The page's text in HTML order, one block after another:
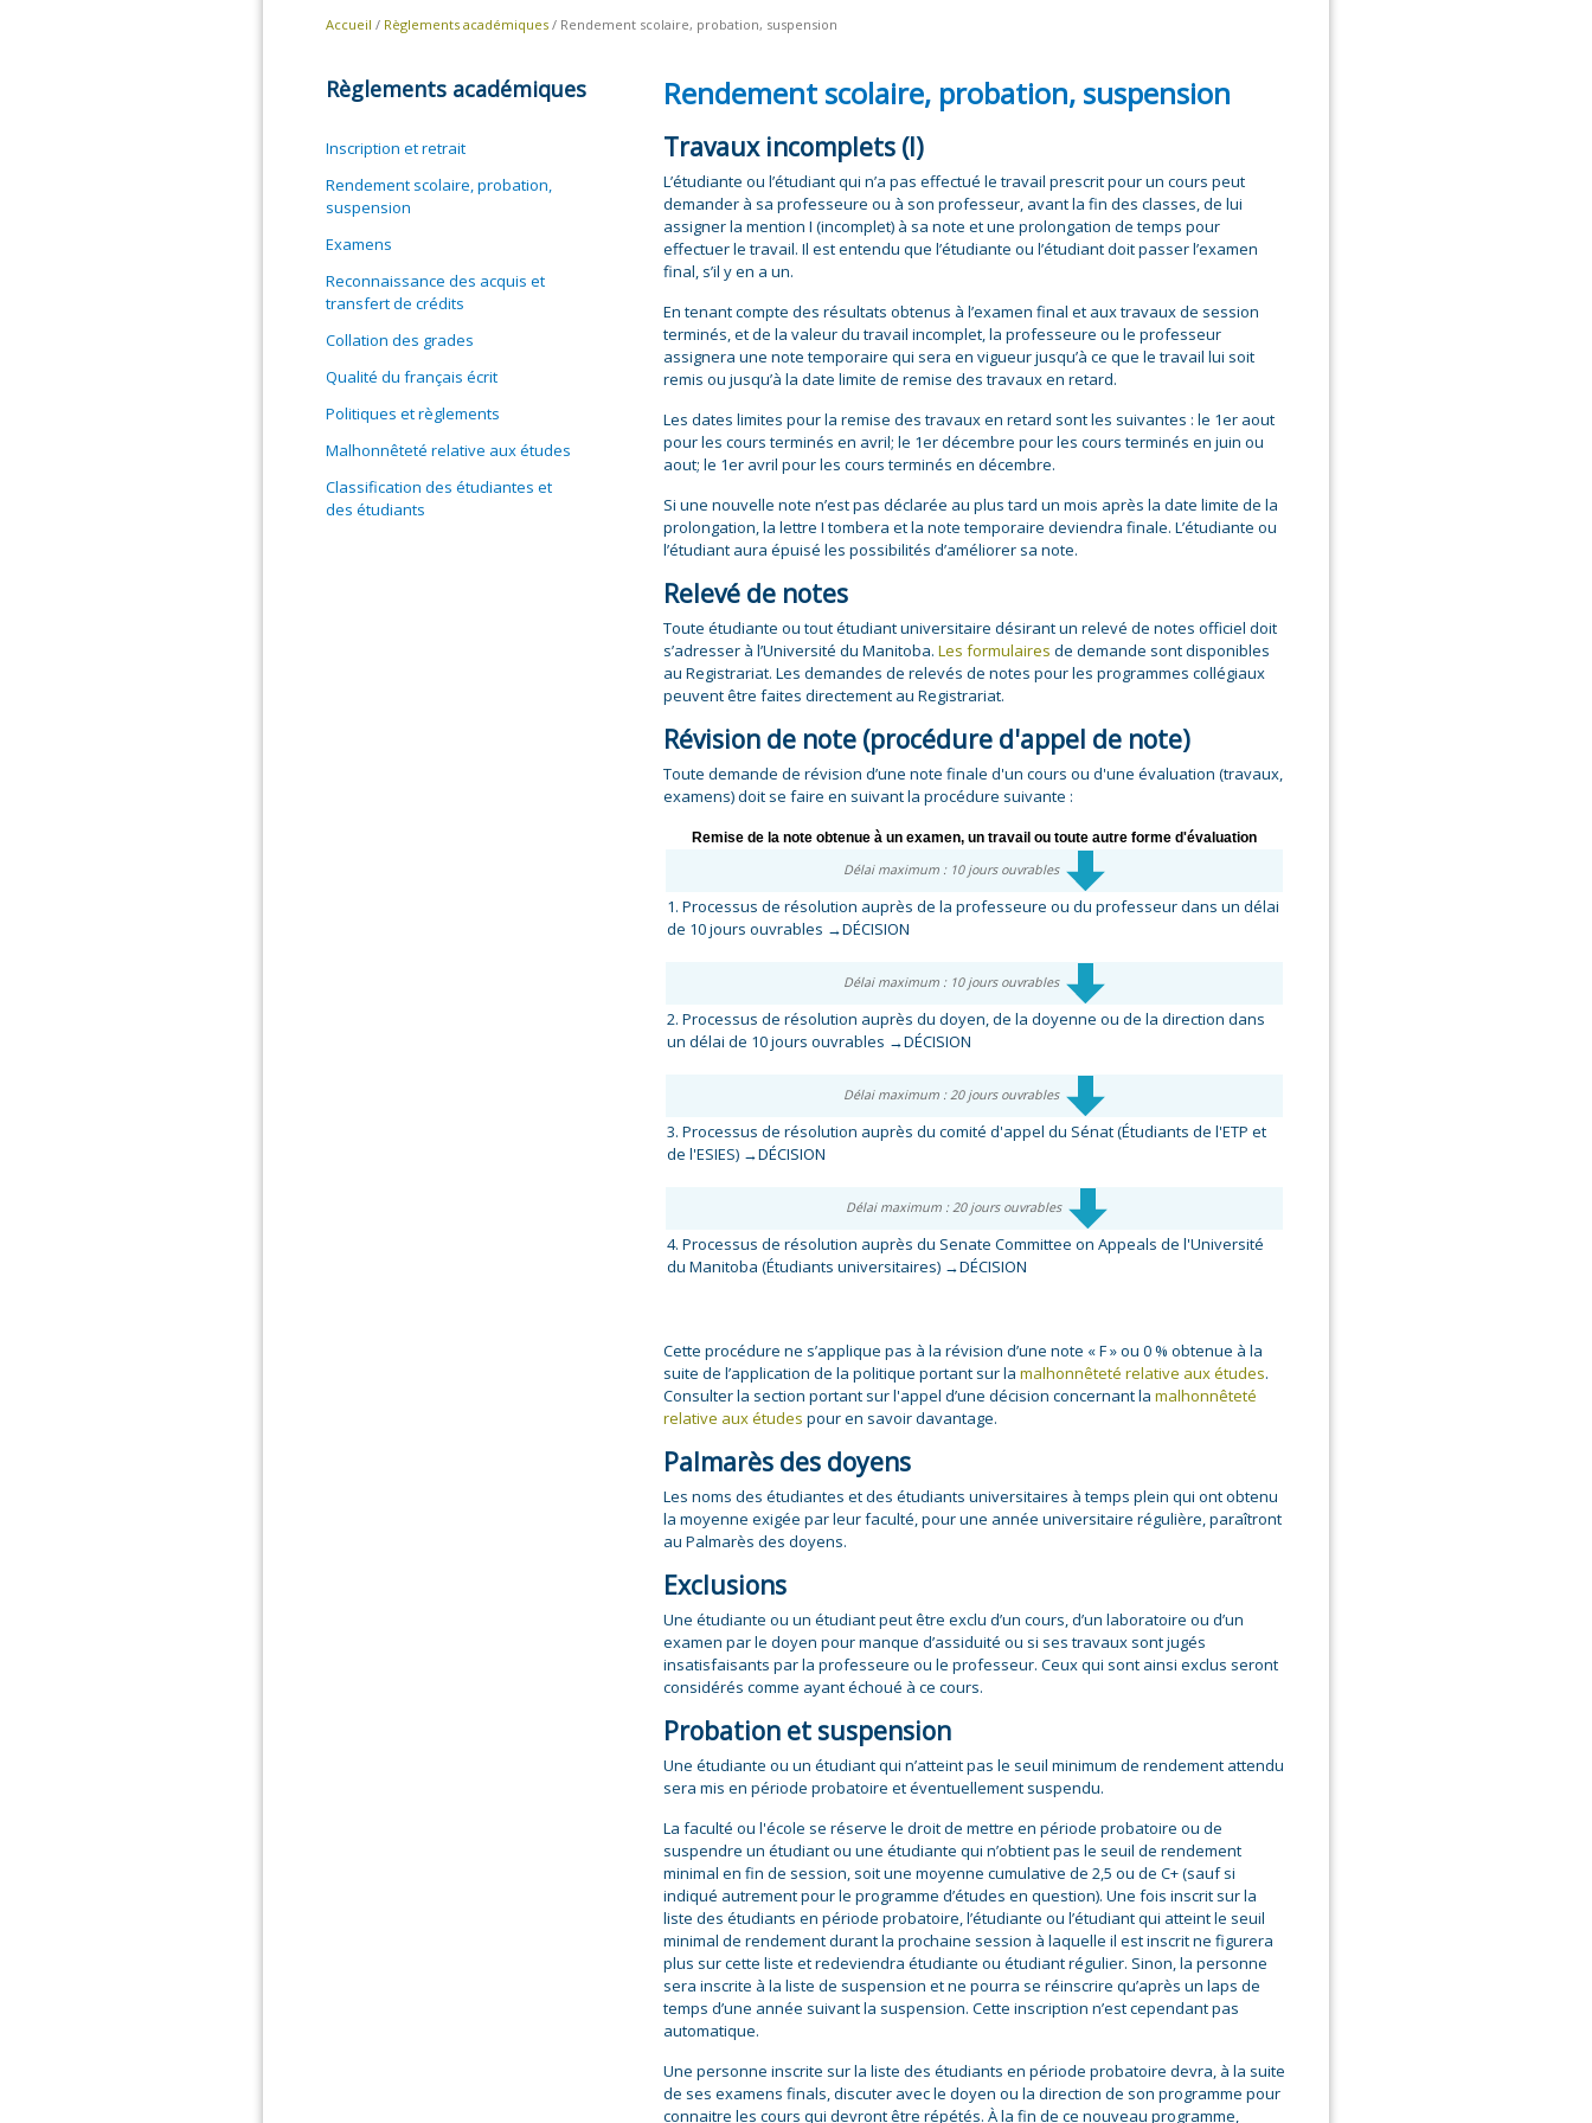
Accueil / Règlements académiques / Rendement scolaire, probation, suspension
Règlements académiques
Inscription et retrait
Rendement scolaire, probation,
suspension
Examens
Reconnaissance des acquis et
transfert de crédits
Collation des grades
Qualité du français écrit
Politiques et règlements
Malhonnêteté relative aux études
Classification des étudiantes et
des étudiants
Rendement scolaire, probation, suspension
Travaux incomplets (I)
L’étudiante ou l’étudiant qui n’a pas effectué le travail prescrit pour un cours peut
demander à sa professeure ou à son professeur, avant la fin des classes, de lui
assigner la mention I (incomplet) à sa note et une prolongation de temps pour
effectuer le travail. Il est entendu que l’étudiante ou l’étudiant doit passer l’examen
final, s’il y en a un.
En tenant compte des résultats obtenus à l’examen final et aux travaux de session
terminés, et de la valeur du travail incomplet, la professeure ou le professeur
assignera une note temporaire qui sera en vigueur jusqu’à ce que le travail lui soit
remis ou jusqu’à la date limite de remise des travaux en retard.
Les dates limites pour la remise des travaux en retard sont les suivantes : le 1er aout
pour les cours terminés en avril; le 1er décembre pour les cours terminés en juin ou
aout; le 1er avril pour les cours terminés en décembre.
Si une nouvelle note n’est pas déclarée au plus tard un mois après la date limite de la
prolongation, la lettre I tombera et la note temporaire deviendra finale. L’étudiante ou
l’étudiant aura épuisé les possibilités d’améliorer sa note.
Relevé de notes
Toute étudiante ou tout étudiant universitaire désirant un relevé de notes officiel doit
s’adresser à l’Université du Manitoba. Les formulaires de demande sont disponibles
au Registrariat. Les demandes de relevés de notes pour les programmes collégiaux
peuvent être faites directement au Registrariat.
Révision de note (procédure d'appel de note)
Toute demande de révision d’une note finale d'un cours ou d'une évaluation (travaux,
examens) doit se faire en suivant la procédure suivante :
Remise de la note obtenue à un examen, un travail ou toute autre forme d'évaluation
Délai maximum : 10 jours ouvrables
1. Processus de résolution auprès de la professeure ou du professeur dans un délai
de 10 jours ouvrables →DÉCISION
Délai maximum : 10 jours ouvrables
2. Processus de résolution auprès du doyen, de la doyenne ou de la direction dans
un délai de 10 jours ouvrables →DÉCISION
Délai maximum : 20 jours ouvrables
3. Processus de résolution auprès du comité d'appel du Sénat (Étudiants de l'ETP et
de l'ESIES) →DÉCISION
Délai maximum : 20 jours ouvrables
4. Processus de résolution auprès du Senate Committee on Appeals de l'Université
du Manitoba (Étudiants universitaires) →DÉCISION
Cette procédure ne s’applique pas à la révision d’une note « F » ou 0 % obtenue à la
suite de l’application de la politique portant sur la malhonnêteté relative aux études.
Consulter la section portant sur l'appel d’une décision concernant la malhonnêteté
relative aux études pour en savoir davantage.
Palmarès des doyens
Les noms des étudiantes et des étudiants universitaires à temps plein qui ont obtenu
la moyenne exigée par leur faculté, pour une année universitaire régulière, paraîtront
au Palmarès des doyens.
Exclusions
Une étudiante ou un étudiant peut être exclu d’un cours, d’un laboratoire ou d’un
examen par le doyen pour manque d’assiduité ou si ses travaux sont jugés
insatisfaisants par la professeure ou le professeur. Ceux qui sont ainsi exclus seront
considérés comme ayant échoué à ce cours.
Probation et suspension
Une étudiante ou un étudiant qui n’atteint pas le seuil minimum de rendement attendu
sera mis en période probatoire et éventuellement suspendu.
La faculté ou l'école se réserve le droit de mettre en période probatoire ou de
suspendre un étudiant ou une étudiante qui n’obtient pas le seuil de rendement
minimal en fin de session, soit une moyenne cumulative de 2,5 ou de C+ (sauf si
indiqué autrement pour le programme d’études en question). Une fois inscrit sur la
liste des étudiants en période probatoire, l’étudiante ou l’étudiant qui atteint le seuil
minimal de rendement durant la prochaine session à laquelle il est inscrit ne figurera
plus sur cette liste et redeviendra étudiante ou étudiant régulier. Sinon, la personne
sera inscrite à la liste de suspension et ne pourra se réinscrire qu’après un laps de
temps d’une année suivant la suspension. Cette inscription n’est cependant pas
automatique.
Une personne inscrite sur la liste des étudiants en période probatoire devra, à la suite
de ses examens finals, discuter avec le doyen ou la direction de son programme pour
connaitre les cours qui devront être répétés. À la fin de ce nouveau programme,